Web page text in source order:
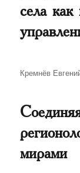
села как
Автор
Кремнёв
мирами